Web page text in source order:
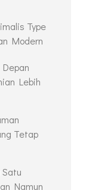
Terlihat
Modern